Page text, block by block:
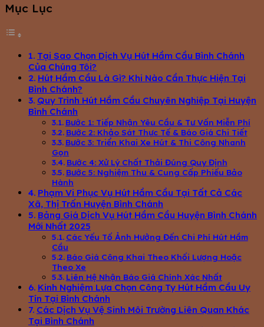
Mục Lục
Tại Sao Chọn Dịch Vụ Hút Hầm Cầu Bình Chánh
Của Chúng Tôi?
Hút Hầm Cầu Là Gì? Khi Nào Cần Thực Hiện Tại
Bình Chánh?
Quy Trình Hút Hầm Cầu Chuyên Nghiệp Tại Huyện
Bình Chánh
Bước 1: Tiếp Nhận Yêu Cầu & Tư Vấn Miễn Phí
Bước 2: Khảo Sát Thực Tế & Báo Giá Chi Tiết
Bước 3: Triển Khai Xe Hút & Thi Công Nhanh
Gọn
Bước 4: Xử Lý Chất Thải Đúng Quy Định
Bước 5: Nghiệm Thu & Cung Cấp Phiếu Bảo
Hành
Phạm Vi Phục Vụ Hút Hầm Cầu Tại Tất Cả Các
Xã, Thị Trấn Huyện Bình Chánh
Bảng Giá Dịch Vụ Hút Hầm Cầu Huyện Bình Chánh
Mới Nhất 2025
Các Yếu Tố Ảnh Hưởng Đến Chi Phí Hút Hầm
Cầu
Báo Giá Công Khai Theo Khối Lượng Hoặc
Theo Xe
Liên Hệ Nhận Báo Giá Chính Xác Nhất
Kinh Nghiệm Lựa Chọn Công Ty Hút Hầm Cầu Uy
Tín Tại Bình Chánh
Các Dịch Vụ Vệ Sinh Môi Trường Liên Quan Khác
Tại Bình Chánh